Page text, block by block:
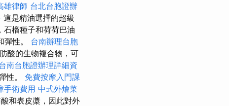
雄律師 台北台胞證辦
這是精油選擇的超級
石榴種子和荷荷巴油
彈性。 台南辦理台胞
酸的生物複合物，可
南台胞證辦理詳細資
性。 免費按摩入門課
手術費用 中式外燴菜
和表皮槳，因此對外